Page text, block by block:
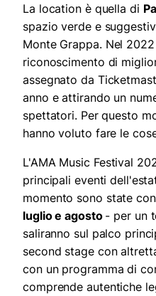
La location è quella di
spazio verde e
Monte Grappa. Nel
riconoscimento di
assegnato da
anno e attirando un
spettatori. Per questo
hanno voluto fare le
L'AMA Music Festival
principali eventi
momento sono state
luglio e agosto - per un
saliranno sul palco
second stage con
con un programma di
comprende autentiche